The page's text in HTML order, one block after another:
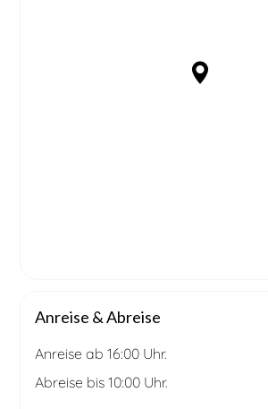
Anreise & Abreise
Anreise ab 16:00 Uhr.
Abreise bis 10:00 Uhr.